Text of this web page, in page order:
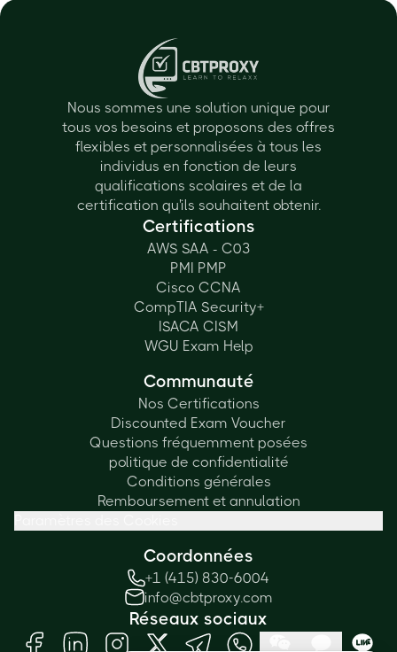
Nous sommes une solution unique pour
tous vos besoins et proposons des offres
flexibles et personnalisées à tous les
individus en fonction de leurs
qualifications scolaires et de la
certification qu'ils souhaitent obtenir.
Certifications
AWS SAA - C03
PMI PMP
Cisco CCNA
CompTIA Security+
ISACA CISM
WGU Exam Help
Communauté
Nos Certifications
Discounted Exam Voucher
Questions fréquemment posées
politique de confidentialité
Conditions générales
Remboursement et annulation
Coordonnées
+1 (415) 830-6004
info@cbtproxy.com
Réseaux sociaux